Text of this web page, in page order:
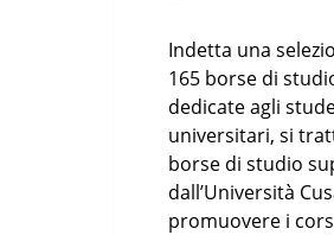
Indetta una
165 borse di
dedicate agli
universitari, si
borse di studio
dall’Università
promuovere i